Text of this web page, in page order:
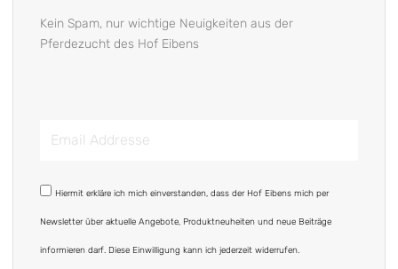
Kein Spam, nur wichtige Neuigkeiten aus der
Pferdezucht des Hof Eibens
Email
DSGVO
Hiermit erkläre ich mich einverstanden, dass der Hof Eibens mich per
Newsletter über aktuelle Angebote, Produktneuheiten und neue Beiträge
informieren darf. Diese Einwilligung kann ich jederzeit widerrufen.